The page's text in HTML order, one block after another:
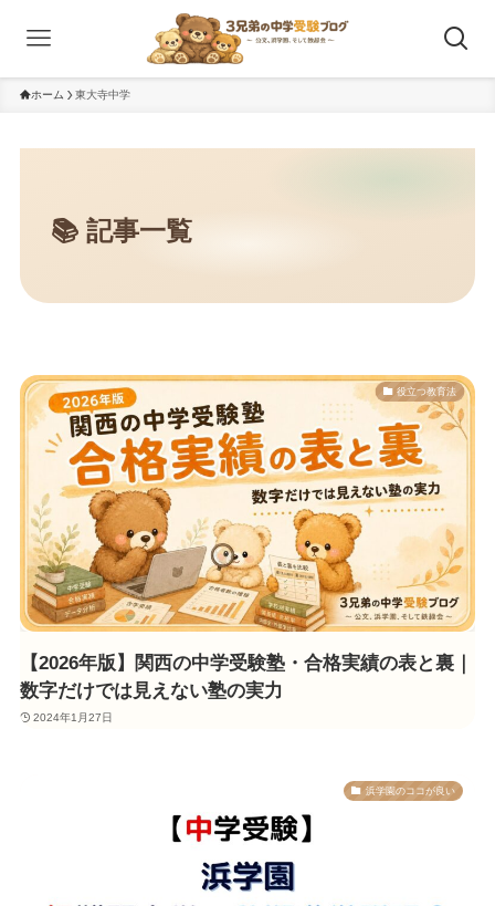
ホーム 東大寺中学
役立つ教育法
【2026年版】関西の中学受験塾・合格実績の表と裏｜
数字だけでは見えない塾の実力
2024年1月27日
浜学園のココが良い